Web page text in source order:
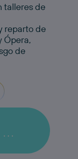
talleres de
reparto de
Ópera,
de
...